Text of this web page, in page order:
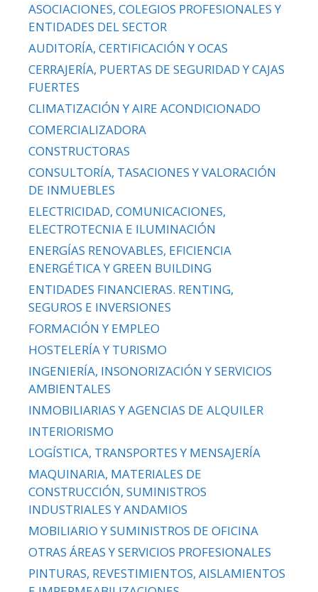
ASOCIACIONES, COLEGIOS PROFESIONALES Y
ENTIDADES DEL SECTOR
AUDITORÍA, CERTIFICACIÓN Y OCAS
CERRAJERÍA, PUERTAS DE SEGURIDAD Y CAJAS
FUERTES
CLIMATIZACIÓN Y AIRE ACONDICIONADO
COMERCIALIZADORA
CONSTRUCTORAS
CONSULTORÍA, TASACIONES Y VALORACIÓN
DE INMUEBLES
ELECTRICIDAD, COMUNICACIONES,
ELECTROTECNIA E ILUMINACIÓN
ENERGÍAS RENOVABLES, EFICIENCIA
ENERGÉTICA Y GREEN BUILDING
ENTIDADES FINANCIERAS. RENTING,
SEGUROS E INVERSIONES
FORMACIÓN Y EMPLEO
HOSTELERÍA Y TURISMO
INGENIERÍA, INSONORIZACIÓN Y SERVICIOS
AMBIENTALES
INMOBILIARIAS Y AGENCIAS DE ALQUILER
INTERIORISMO
LOGÍSTICA, TRANSPORTES Y MENSAJERÍA
MAQUINARIA, MATERIALES DE
CONSTRUCCIÓN, SUMINISTROS
INDUSTRIALES Y ANDAMIOS
MOBILIARIO Y SUMINISTROS DE OFICINA
OTRAS ÁREAS Y SERVICIOS PROFESIONALES
PINTURAS, REVESTIMIENTOS, AISLAMIENTOS